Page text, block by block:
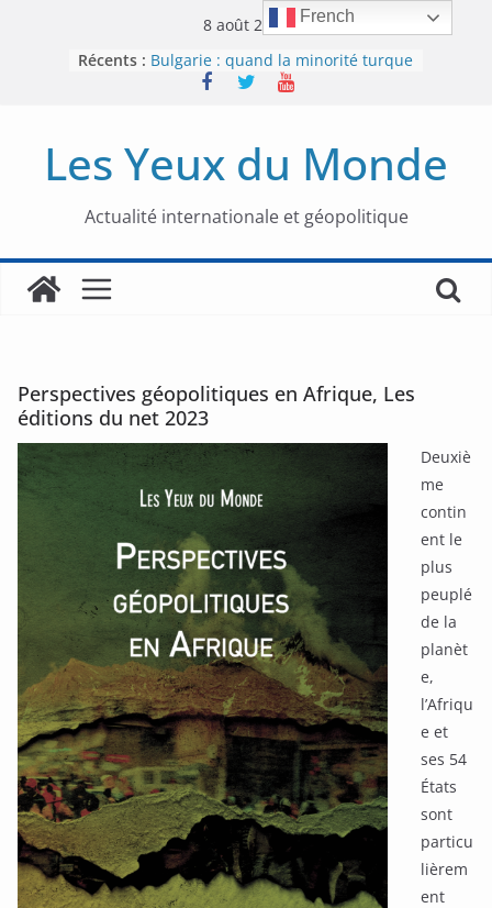
8 août 2026
Récents : Bulgarie : quand la minorité turque
était contrainte à l’effacement
mémoriel et lutte pour
l’indépendance
guerre entre le Pakistan et
Majorités numériques et réseaux
Les Yeux du Monde
Actualité internationale et géopolitique
Perspectives géopolitiques en Afrique, Les
éditions du net 2023
Deuxiè
me
contin
ent le
plus
peuplé
de la
planèt
e,
l’Afriqu
e et
ses 54
États
sont
particu
lièrem
ent
French